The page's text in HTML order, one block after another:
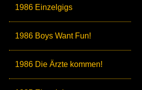
1986 Einzelgigs
1986 Boys Want Fun!
1986 Die Ärzte kommen!